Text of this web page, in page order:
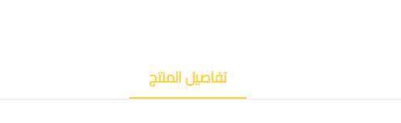
تفاصيل المنتج